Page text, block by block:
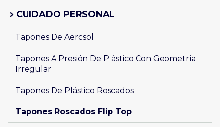
CUIDADO PERSONAL
Tapones De Aerosol
Tapones A Presión De Plástico Con Geometría
Irregular
Tapones De Plástico Roscados
Tapones Roscados Flip Top